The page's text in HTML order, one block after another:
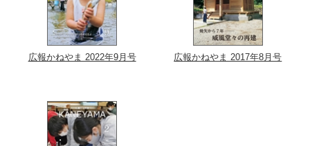
広報かねやま 2022年9月号 広報かねやま 2017年8月号